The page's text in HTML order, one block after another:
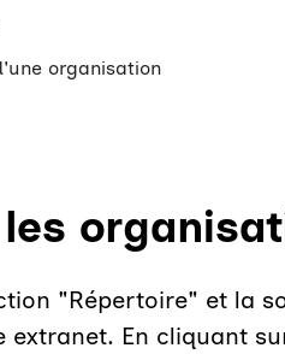
organisation
les
"Répertoire" et la
extranet. En cliquant